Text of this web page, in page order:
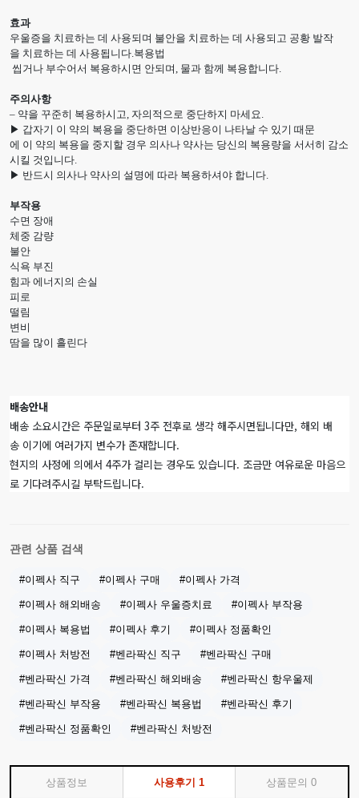
효과
우울증을 치료하는 데 사용되며 불안을 치료하는 데 사용되고 공황 발작
을 치료하는 데 사용됩니다.복용법
씹거나 부수어서 복용하시면 안되며, 물과 함께 복용합니다.
주의사항
– 약을 꾸준히 복용하시고, 자의적으로 중단하지 마세요.
▶ 갑자기 이 약의 복용을 중단하면 이상반응이 나타날 수 있기 때문
에 이 약의 복용을 중지할 경우 의사나 약사는 당신의 복용량을 서서히 감소
시킬 것입니다.
▶ 반드시 의사나 약사의 설명에 따라 복용하셔야 합니다.
부작용
수면 장애
체중 감량
불안
식욕 부진
힘과 에너지의 손실
피로
떨림
변비
땀을 많이 흘린다
배송안내
배송 소요시간은 주문일로부터 3주 전후로 생각 해주시면됩니다만, 해외 배
송 이기에 여러가지 변수가 존재합니다.
현지의 사정에 의에서 4주가 걸리는 경우도 있습니다. 조금만 여유로운 마음으
로 기다려주시길 부탁드립니다.
관련 상품 검색
#이펙사 직구 #이펙사 구매 #이펙사 가격
#이펙사 해외배송 #이펙사 우울증치료 #이펙사 부작용
#이펙사 복용법 #이펙사 후기 #이펙사 정품확인
#이펙사 처방전 #벤라팍신 직구 #벤라팍신 구매
#벤라팍신 가격 #벤라팍신 해외배송 #벤라팍신 항우울제
#벤라팍신 부작용 #벤라팍신 복용법 #벤라팍신 후기
#벤라팍신 정품확인 #벤라팍신 처방전
상품정보 사용후기 1 상품문의0